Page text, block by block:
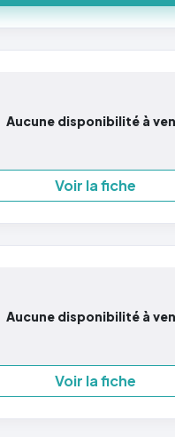
Aucune disponibilité à
Voir la fiche
Aucune disponibilité à
Voir la fiche